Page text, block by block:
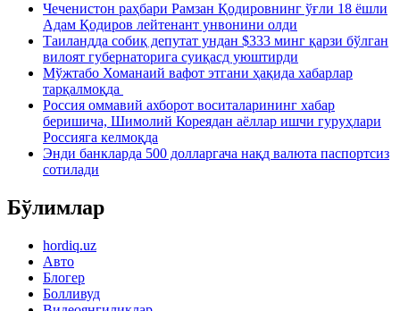
Чеченистон раҳбари Рамзан Қодировнинг ўғли 18 ёшли
Адам Қодиров лейтенант унвонини олди
Таиландда собиқ депутат ундан $333 минг қарзи бўлган
вилоят губернаторига суиқасд уюштирди
Мўжтабо Хоманаий вафот этгани ҳақида хабарлар
тарқалмоқда
Россия оммавий ахборот воситаларининг хабар
беришича, Шимолий Кореядан аёллар ишчи гуруҳлари
Россияга келмоқда
Энди банкларда 500 долларгача нақд валюта паспортсиз
сотилади
Бўлимлар
hordiq.uz
Авто
Блогер
Болливуд